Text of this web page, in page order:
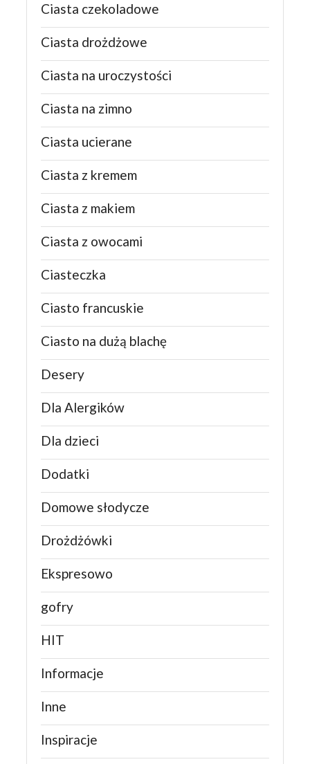
Ciasta czekoladowe
Ciasta drożdżowe
Ciasta na uroczystości
Ciasta na zimno
Ciasta ucierane
Ciasta z kremem
Ciasta z makiem
Ciasta z owocami
Ciasteczka
Ciasto francuskie
Ciasto na dużą blachę
Desery
Dla Alergików
Dla dzieci
Dodatki
Domowe słodycze
Drożdżówki
Ekspresowo
gofry
HIT
Informacje
Inne
Inspiracje